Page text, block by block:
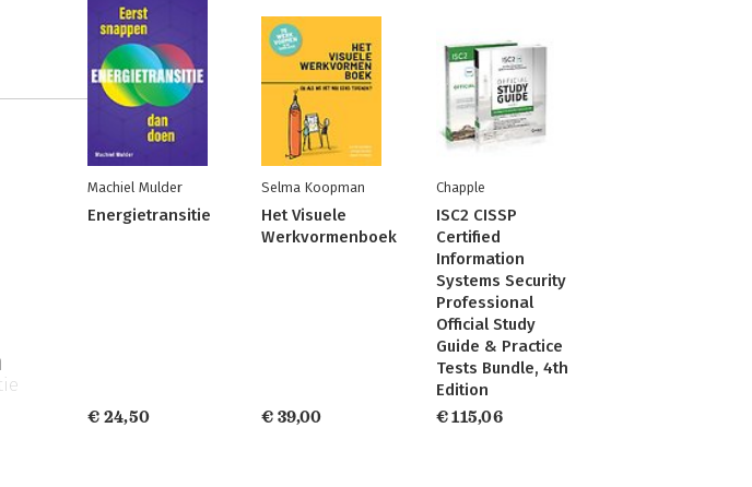
Machiel Mulder
Energietransitie
€ 24,50
Selma Koopman
Het Visuele
Werkvormenboek
€ 39,00
Chapple
ISC2 CISSP
Certified
Information
Systems Security
Professional
Official Study
Guide & Practice
Tests Bundle, 4th
Edition
€ 115,06